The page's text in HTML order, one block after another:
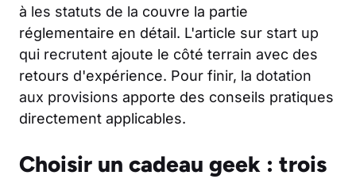
à les statuts de la couvre la partie
réglementaire en détail. L'article sur start up
qui recrutent ajoute le côté terrain avec des
retours d'expérience. Pour finir, la dotation
aux provisions apporte des conseils pratiques
directement applicables.
Choisir un cadeau geek : trois